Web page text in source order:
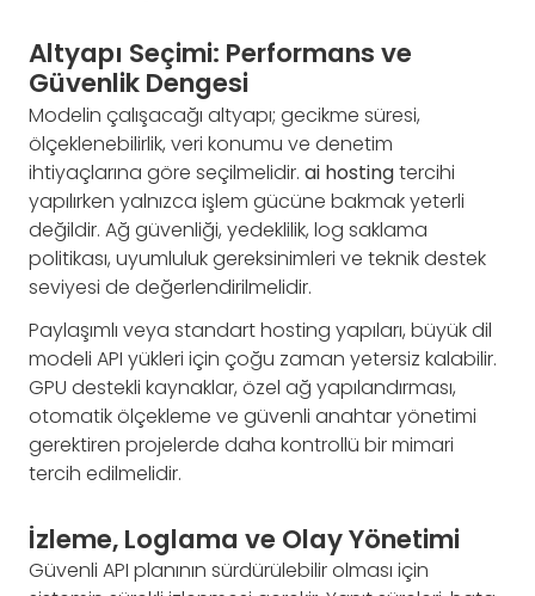
Altyapı Seçimi: Performans ve
Güvenlik Dengesi
Modelin çalışacağı altyapı; gecikme süresi,
ölçeklenebilirlik, veri konumu ve denetim
ihtiyaçlarına göre seçilmelidir. ai hostingtercihi
yapılırken yalnızca işlem gücüne bakmak yeterli
değildir. Ağ güvenliği, yedeklilik, log saklama
politikası, uyumluluk gereksinimleri ve teknik destek
seviyesi de değerlendirilmelidir.
Paylaşımlı veya standart hosting yapıları, büyük dil
modeli API yükleri için çoğu zaman yetersiz kalabilir.
GPU destekli kaynaklar, özel ağ yapılandırması,
otomatik ölçekleme ve güvenli anahtar yönetimi
gerektiren projelerde daha kontrollü bir mimari
tercih edilmelidir.
İzleme, Loglama ve Olay Yönetimi
Güvenli API planının sürdürülebilir olması için